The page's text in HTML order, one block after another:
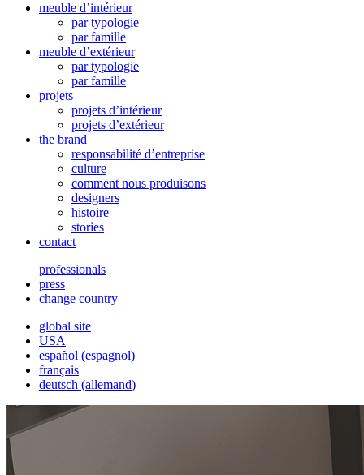
meuble d’intérieur
par typologie
par famille
meuble d’extérieur
par typologie
par famille
projets
projets d’intérieur
projets d’extérieur
the brand
responsabilité d’entreprise
culture
comment nous produisons
designers
histoire
stories
contact
professionals
press
change country
global site
USA
español (espagnol)
français
deutsch (allemand)